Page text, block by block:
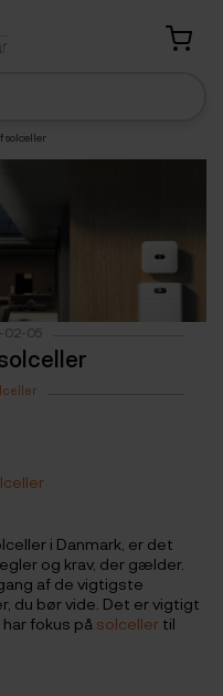
solceller
02-05
i Danmark, er det
og krav, der gælder.
af de vigtigste
du bør vide. Det er vigtigt
fokus på solceller til